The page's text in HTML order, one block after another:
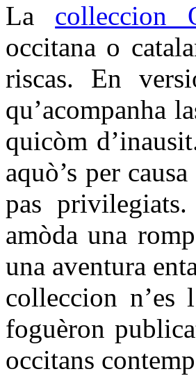
La colleccion
occitana o
riscas. En
qu’acompanha
quicòm
aquò’s per
pas
amòda una
una aventura
colleccion n’es
foguèron
occitans